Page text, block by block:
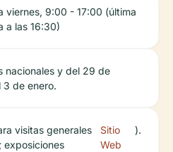
viernes, 9:00 - 17:00 (última
a las 16:30)
nacionales y del 29 de
3 de enero.
visitas generales
exposiciones
Sitio
Web
).